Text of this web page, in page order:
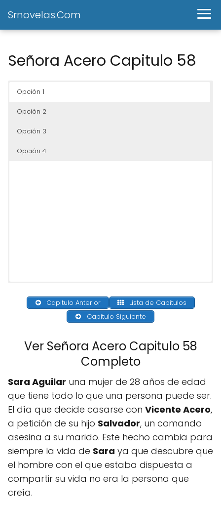
Srnovelas.Com
Señora Acero Capitulo 58
Opción 1
Opción 2
Opción 3
Opción 4
Capitulo Anterior
Lista de Capítulos
Capitulo Siguiente
Ver Señora Acero Capitulo 58
Completo
Sara Aguilar una mujer de 28 años de edad
que tiene todo lo que una persona puede ser.
El día que decide casarse con Vicente Acero,
a petición de su hijo Salvador, un comando
asesina a su marido. Este hecho cambia para
siempre la vida de Sara ya que descubre que
el hombre con el que estaba dispuesta a
compartir su vida no era la persona que
creía.